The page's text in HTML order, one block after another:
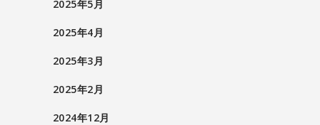
2025年5月
2025年4月
2025年3月
2025年2月
2024年12月